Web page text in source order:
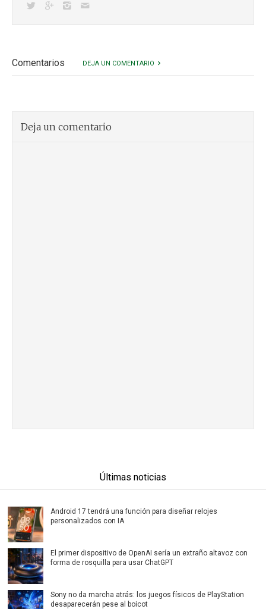
Comentarios DEJA UN COMENTARIO
Deja un comentario
Últimas noticias
Android 17 tendrá una función para diseñar relojes
personalizados con IA
El primer dispositivo de OpenAI sería un extraño altavoz con
forma de rosquilla para usar ChatGPT
Sony no da marcha atrás: los juegos físicos de PlayStation
desaparecerán pese al boicot